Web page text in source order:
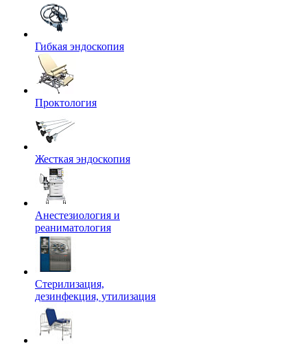
Гибкая эндоскопия
Проктология
Жесткая эндоскопия
Анестезиология и
реаниматология
Стерилизация,
дезинфекция, утилизация